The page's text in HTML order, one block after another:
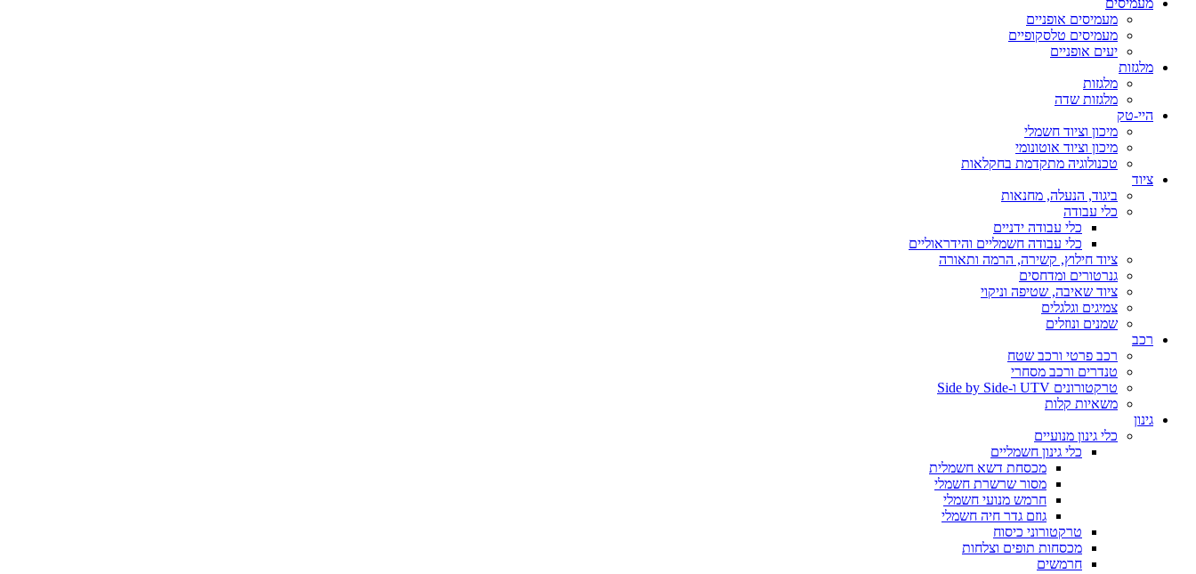
מעמיסים
מעמיסים אופניים
מעמיסים טלסקופיים
יעים אופניים
מלגזות
מלגזות
מלגזות שדה
היי-טק
מיכון וציוד חשמלי
מיכון וציוד אוטונומי
טכנולוגיה מתקדמת בחקלאות
ציוד
ביגוד, הנעלה, מחנאות
כלי עבודה
כלי עבודה ידניים
כלי עבודה חשמליים והידראוליים
ציוד חילוץ, קשירה, הרמה ותאורה
גנרטורים ומדחסים
ציוד שאיבה, שטיפה וניקוי
צמיגים וגלגלים
שמנים ונוזלים
רכב
רכב פרטי ורכב שטח
טנדרים ורכב מסחרי
טרקטורונים UTV ו-Side by Side
משאיות קלות
גינון
כלי גינון מנועיים
כלי גינון חשמליים
מכסחת דשא חשמלית
מסור שרשרת חשמלי
חרמש מנועי חשמלי
גוזם גדר חיה חשמלי
טרקטורוני כיסוח
מכסחות תופים וצלחות
חרמשים